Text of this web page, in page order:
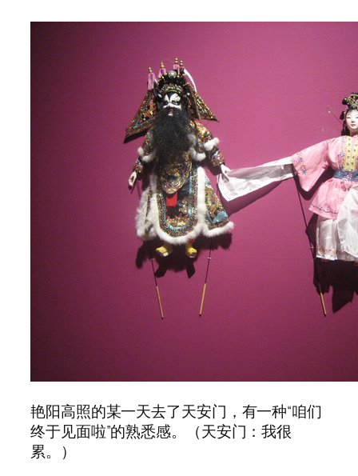
艳阳高照的某一天去了天安门，有一种“咱们
终于见面啦”的熟悉感。（天安门：我很
累。）